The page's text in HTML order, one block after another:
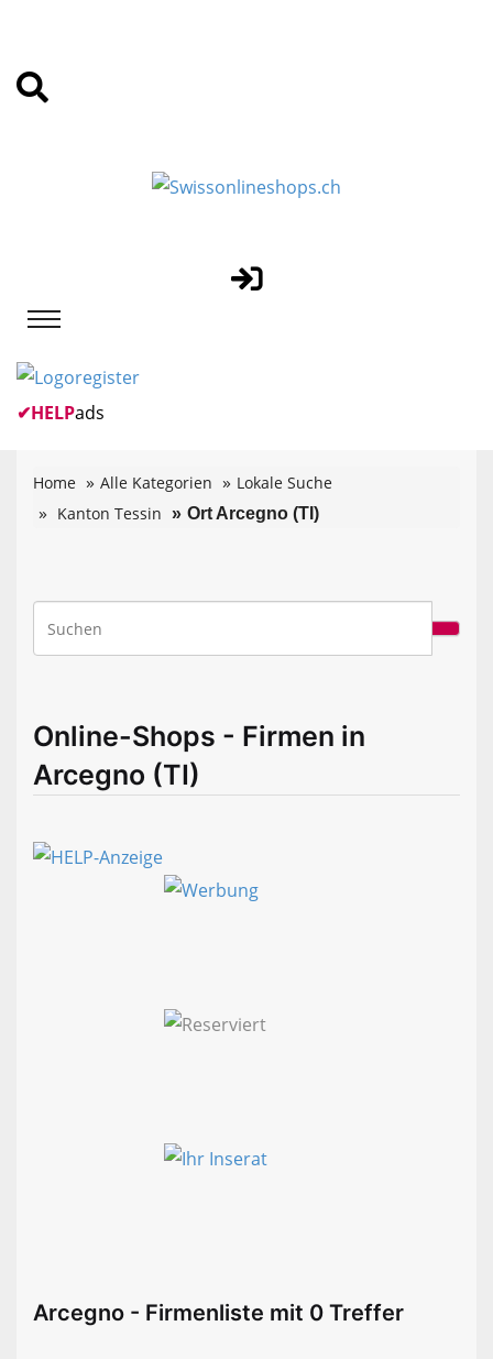
✔HELPads
Home Alle Kategorien
Lokale Suche
Kanton Tessin
Ort Arcegno (TI)
Online-Shops - Firmen in
Arcegno (TI)
Arcegno - Firmenliste mit 0 Treffer